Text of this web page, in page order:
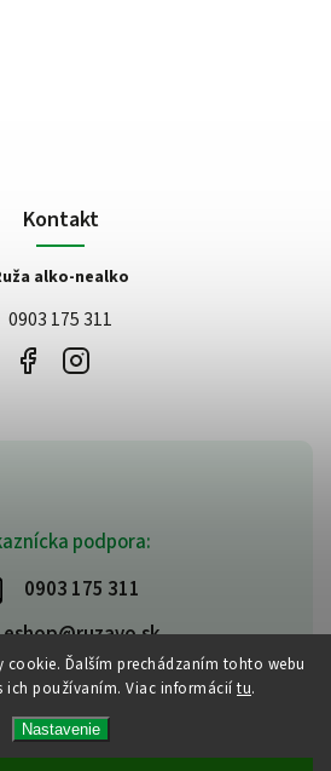
cookie. Ďalším prechádzaním tohto webu
ich používaním. Viac informácií tu.
Nastavenie
podpora:
0903 175 311
eshop@ruzavo.sk
Kontakt
alko-nealko
0903 175 311